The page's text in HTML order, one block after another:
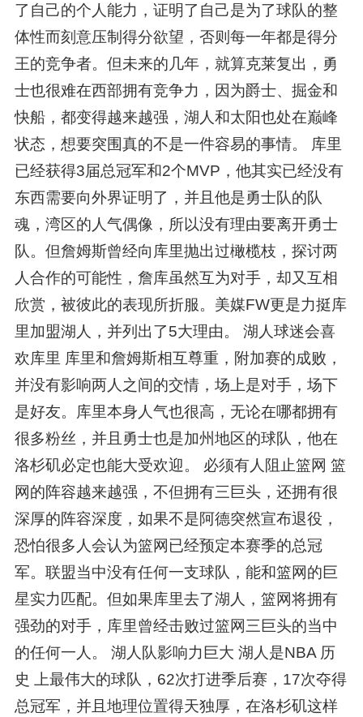
了自己的个人能力，证明了自己是为了球队的整
体性而刻意压制得分欲望，否则每一年都是得分
王的竞争者。但未来的几年，就算克莱复出，勇
士也很难在西部拥有竞争力，因为爵士、掘金和
快船，都变得越来越强，湖人和太阳也处在巅峰
状态，想要突围真的不是一件容易的事情。 库里
已经获得3届总冠军和2个MVP，他其实已经没有
东西需要向外界证明了，并且他是勇士队的队
魂，湾区的人气偶像，所以没有理由要离开勇士
队。但詹姆斯曾经向库里抛出过橄榄枝，探讨两
人合作的可能性，詹库虽然互为对手，却又互相
欣赏，被彼此的表现所折服。美媒FW更是力挺库
里加盟湖人，并列出了5大理由。 湖人球迷会喜
欢库里 库里和詹姆斯相互尊重，附加赛的成败，
并没有影响两人之间的交情，场上是对手，场下
是好友。库里本身人气也很高，无论在哪都拥有
很多粉丝，并且勇士也是加州地区的球队，他在
洛杉矶必定也能大受欢迎。 必须有人阻止篮网 篮
网的阵容越来越强，不但拥有三巨头，还拥有很
深厚的阵容深度，如果不是阿德突然宣布退役，
恐怕很多人会认为篮网已经预定本赛季的总冠
军。联盟当中没有任何一支球队，能和篮网的巨
星实力匹配。但如果库里去了湖人，篮网将拥有
强劲的对手，库里曾经击败过篮网三巨头的当中
的任何一人。 湖人队影响力巨大 湖人是NBA 历
史 上最伟大的球队，62次打进季后赛，17次夺得
总冠军，并且地理位置得天独厚，在洛杉矶这样